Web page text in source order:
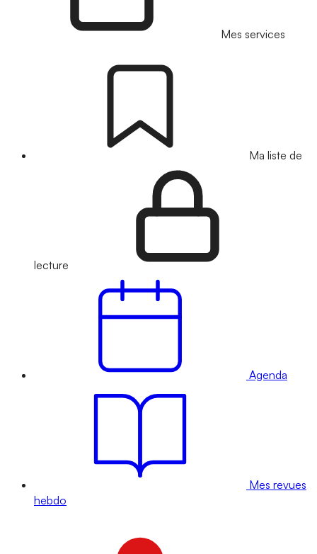
Mes services
Ma liste de
lecture
Agenda
Mes revues
hebdo